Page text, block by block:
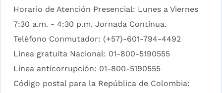
Horario de Atención Presencial: Lunes a Viernes
7:30 a.m. - 4:30 p.m. Jornada Continua.
Teléfono Conmutador: (+57)-601-794-4492
Linea gratuita Nacional: 01-800-5190555
Línea anticorrupción: 01-800-5190555
Código postal para la República de Colombia: